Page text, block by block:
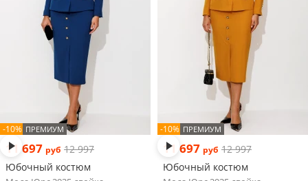
-10% ПРЕМИУМ
11 697 руб 12 997
Юбочный костюм
-10% ПРЕМИУМ
11 697 руб 12 997
Юбочный костюм